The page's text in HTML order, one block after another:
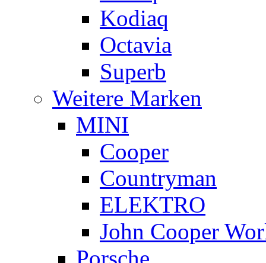
Kodiaq
Octavia
Superb
Weitere Marken
MINI
Cooper
Countryman
ELEKTRO
John Cooper